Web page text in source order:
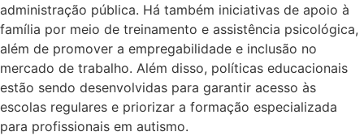
administração pública. Há também iniciativas de apoio à
família por meio de treinamento e assistência psicológica,
além de promover a empregabilidade e inclusão no
mercado de trabalho. Além disso, políticas educacionais
estão sendo desenvolvidas para garantir acesso às
escolas regulares e priorizar a formação especializada
para profissionais em autismo.